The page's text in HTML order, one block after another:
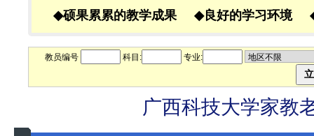
◆硕果累累的教学成果 ◆良好的学习环境
教员编号 科目: 专业:
广西科技大学家教